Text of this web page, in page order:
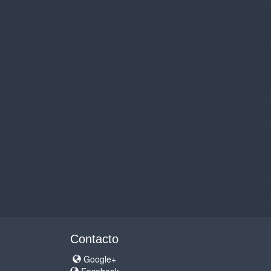
Contacto
Google+